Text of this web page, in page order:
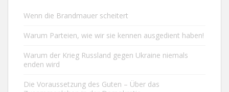
Wenn die Brandmauer scheitert
Warum Parteien, wie wir sie kennen ausgedient haben!
Warum der Krieg Russland gegen Ukraine niemals
enden wird
Die Voraussetzung des Guten – Über das